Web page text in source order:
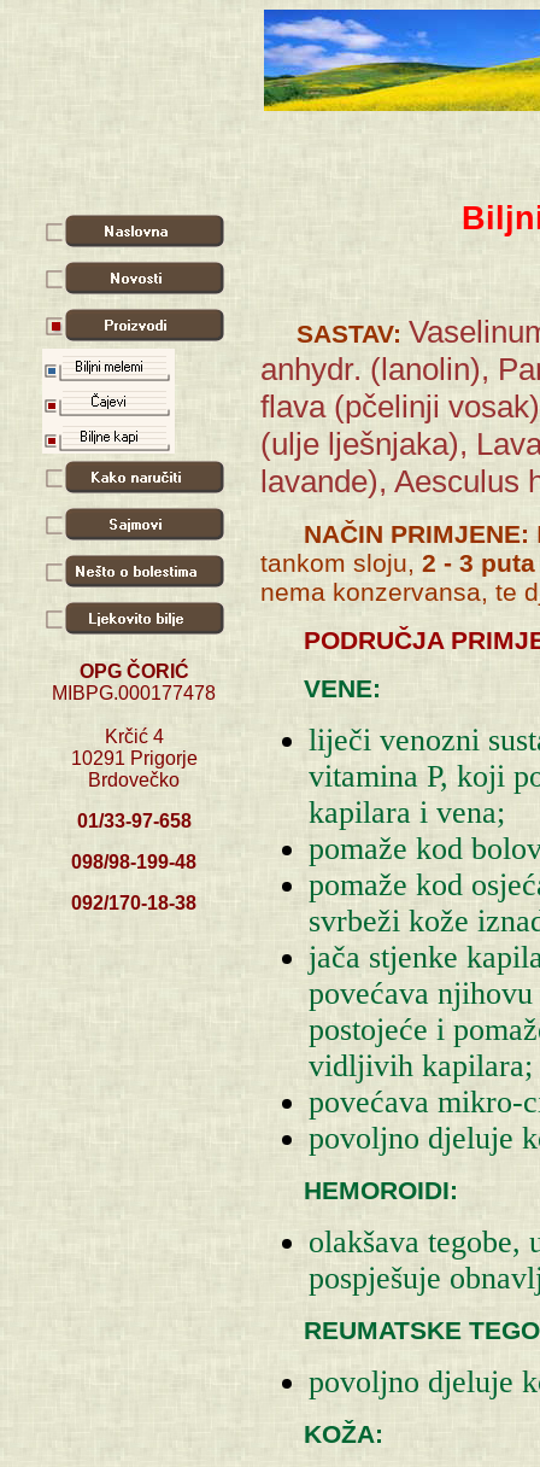
OPG ČORIĆ
MIBPG.000177478
Krčić 4
10291 Prigorje
Brdovečko
01/33-97-658
098/98-199-48
092/170-18-38
SASTAV:
anhydr. (lanolin),
flava (pčelinji
(ulje lješnjaka),
lavande), Aesculus
NAČIN PRIMJENE:
tankom sloju, 2 - 3
nema konzervansa, te
PODRUČJA
VENE:
liječi venozni
vitamina P, koji
kapilara i vena;
pomaže kod
pomaže kod
svrbeži kože
jača stjenke
povećava
postojeće i
vidljivih kapilara;
povećava mikro-
povoljno djeluje
HEMOROIDI:
olakšava tegobe,
pospješuje
REUMATSKE
povoljno djeluje
KOŽA: